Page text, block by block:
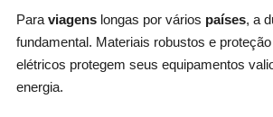
Paraviagenslongas por vários países, a
fundamental. Materiais robustos e
elétricos protegem seus equipamentos
energia.